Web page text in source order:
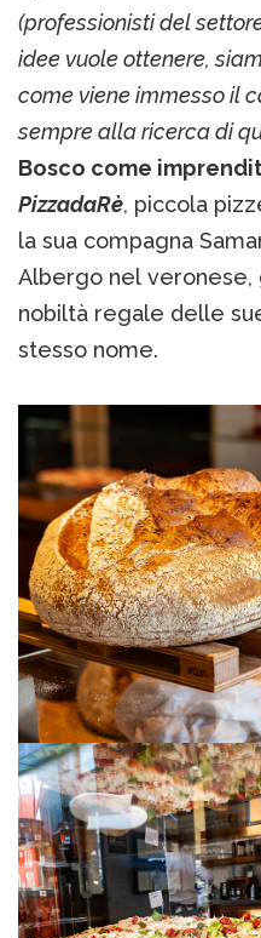
(professionisti del
idee vuole ottenere,
come viene immesso il
sempre alla ricerca di
Bosco come
PizzadaRè, piccola
la sua compagna
Albergo nel veronese,
nobiltà regale delle
stesso nome.